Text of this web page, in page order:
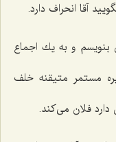
آقا انحراف دارد.
بنویسم و به یك اجماع
مستمر متیقنه خلف
دارد فلان می‌كند.